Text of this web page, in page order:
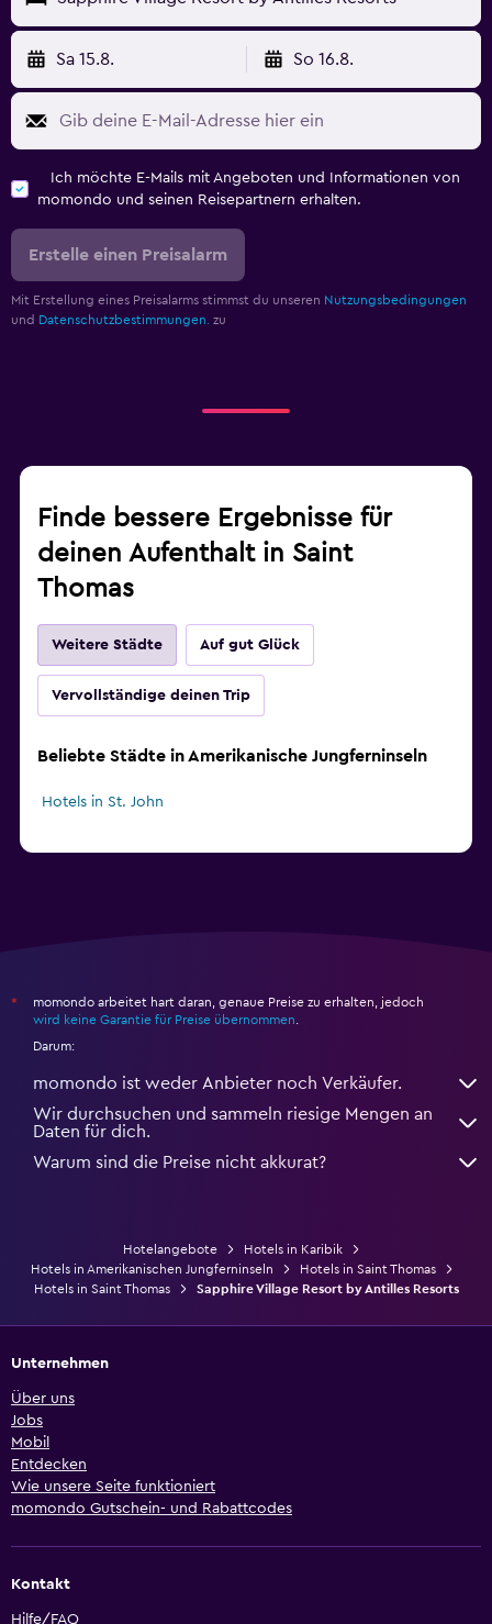
Sa 15.8. So 16.8.
Ich möchte E-Mails mit Angeboten und Informationen von
momondo und seinen Reisepartnern erhalten.
Erstelle einen Preisalarm
Mit Erstellung eines Preisalarms stimmst du unseren Nutzungsbedingungen
und Datenschutzbestimmungen. zu
Finde bessere Ergebnisse für
deinen Aufenthalt in Saint
Thomas
Weitere Städte Auf gut Glück
Vervollständige deinen Trip
Beliebte Städte in Amerikanische Jungferninseln
Hotels in St. John
*
momondo arbeitet hart daran, genaue Preise zu erhalten, jedoch
wird keine Garantie für Preise übernommen
Darum:
momondo ist weder Anbieter noch Verkäufer.
Wir durchsuchen und sammeln riesige Mengen an
Daten für dich.
Warum sind die Preise nicht akkurat?
Hotelangebote
Hotels in Karibik
Hotels in Amerikanischen Jungferninseln
Hotels in Saint Thomas
Hotels in Saint Thomas
Sapphire Village Resort by Antilles Resorts
Unternehmen
Über uns
Jobs
Mobil
Entdecken
Wie unsere Seite funktioniert
momondo Gutschein- und Rabattcodes
Kontakt
Hilfe/FAQ